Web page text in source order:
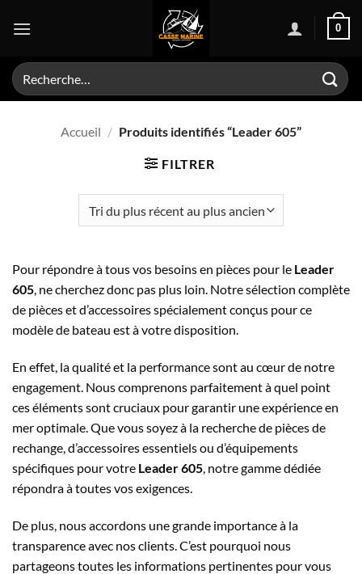
0
Recherche
pour :
Accueil / Produits identifiés “Leader 605”
FILTRER
Pour répondre à tous vos besoins en pièces pour le Leader
605, ne cherchez donc pas plus loin. Notre sélection complète
de pièces et d’accessoires spécialement conçus pour ce
modèle de bateau est à votre disposition.
En effet, la qualité et la performance sont au cœur de notre
engagement. Nous comprenons parfaitement à quel point
ces éléments sont cruciaux pour garantir une expérience en
mer optimale. Que vous soyez à la recherche de pièces de
rechange, d’accessoires essentiels ou d’équipements
spécifiques pour votre Leader 605, notre gamme dédiée
répondra à toutes vos exigences.
De plus, nous accordons une grande importance à la
transparence avec nos clients. C’est pourquoi nous
partageons toutes les informations pertinentes pour vous